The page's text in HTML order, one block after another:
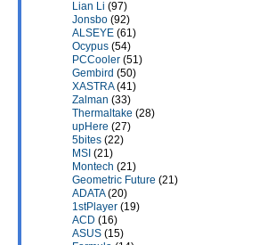
Lian Li (97)
Jonsbo (92)
ALSEYE (61)
Ocypus (54)
PCCooler (51)
Gembird (50)
XASTRA(41)
Zalman (33)
Thermaltake (28)
upHere (27)
5bites (22)
MSI (21)
Montech (21)
Geometric Future (21)
ADATA(20)
1stPlayer (19)
ACD (16)
ASUS (15)